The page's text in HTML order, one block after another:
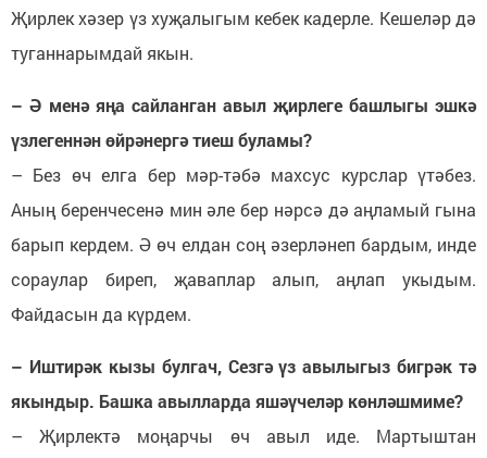
Җирлек хәзер үз хуҗалыгым кебек кадерле. Кешеләр дә
туганнарымдай якын.
– Ә менә яңа сайланган авыл җирлеге башлыгы эшкә
үзлегеннән өйрәнергә тиеш буламы?
– Без өч елга бер мәр-тәбә махсус курслар үтәбез.
Аның беренчесенә мин әле бер нәрсә дә аңламый гына
барып кердем. Ә өч елдан соң әзерләнеп бардым, инде
сораулар биреп, җаваплар алып, аңлап укыдым.
Файдасын да күрдем.
– Иштирәк кызы булгач, Сезгә үз авылыгыз бигрәк тә
якындыр. Башка авылларда яшәүчеләр көнләшмиме?
– Җирлектә моңарчы өч авыл иде. Мартыштан